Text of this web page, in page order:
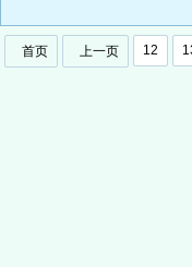
首页 上一页 12